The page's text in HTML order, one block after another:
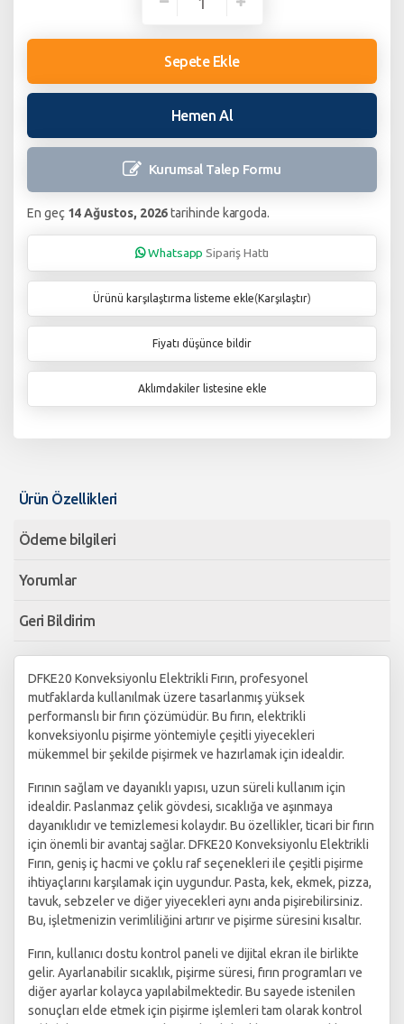
Sepete Ekle
Hemen Al
Kurumsal Talep Formu
En geç 14 Ağustos, 2026tarihinde kargoda.
Whatsapp Sipariş Hattı
Ürünü karşılaştırma listeme ekle(Karşılaştır)
Fiyatı düşünce bildir
Aklımdakiler listesine ekle
Ürün Özellikleri
Ödeme bilgileri
Yorumlar
Geri Bildirim
DFKE20 Konveksiyonlu Elektrikli Fırın, profesyonel
mutfaklarda kullanılmak üzere tasarlanmış yüksek
performanslı bir fırın çözümüdür. Bu fırın, elektrikli
konveksiyonlu pişirme yöntemiyle çeşitli yiyecekleri
mükemmel bir şekilde pişirmek ve hazırlamak için idealdir.
Fırının sağlam ve dayanıklı yapısı, uzun süreli kullanım için
idealdir. Paslanmaz çelik gövdesi, sıcaklığa ve aşınmaya
dayanıklıdır ve temizlemesi kolaydır. Bu özellikler, ticari bir fırın
için önemli bir avantaj sağlar. DFKE20 Konveksiyonlu Elektrikli
Fırın, geniş iç hacmi ve çoklu raf seçenekleri ile çeşitli pişirme
ihtiyaçlarını karşılamak için uygundur. Pasta, kek, ekmek, pizza,
tavuk, sebzeler ve diğer yiyecekleri aynı anda pişirebilirsiniz.
Bu, işletmenizin verimliliğini artırır ve pişirme süresini kısaltır.
Fırın, kullanıcı dostu kontrol paneli ve dijital ekran ile birlikte
gelir. Ayarlanabilir sıcaklık, pişirme süresi, fırın programları ve
diğer ayarlar kolayca yapılabilmektedir. Bu sayede istenilen
sonuçları elde etmek için pişirme işlemleri tam olarak kontrol